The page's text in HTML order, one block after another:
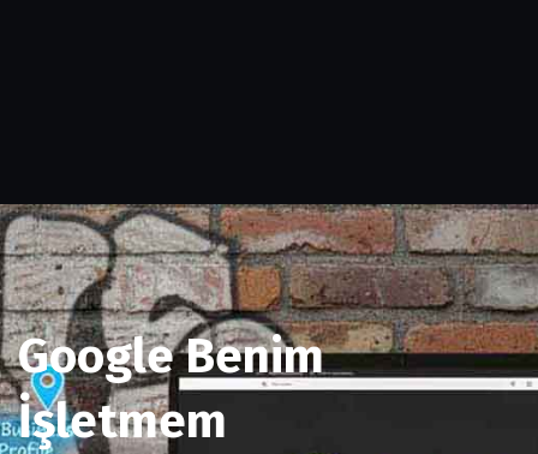
Google Benim
İşletmem